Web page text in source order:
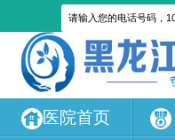
医院首页